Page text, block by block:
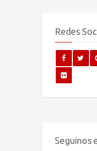
Redes
Seguinos